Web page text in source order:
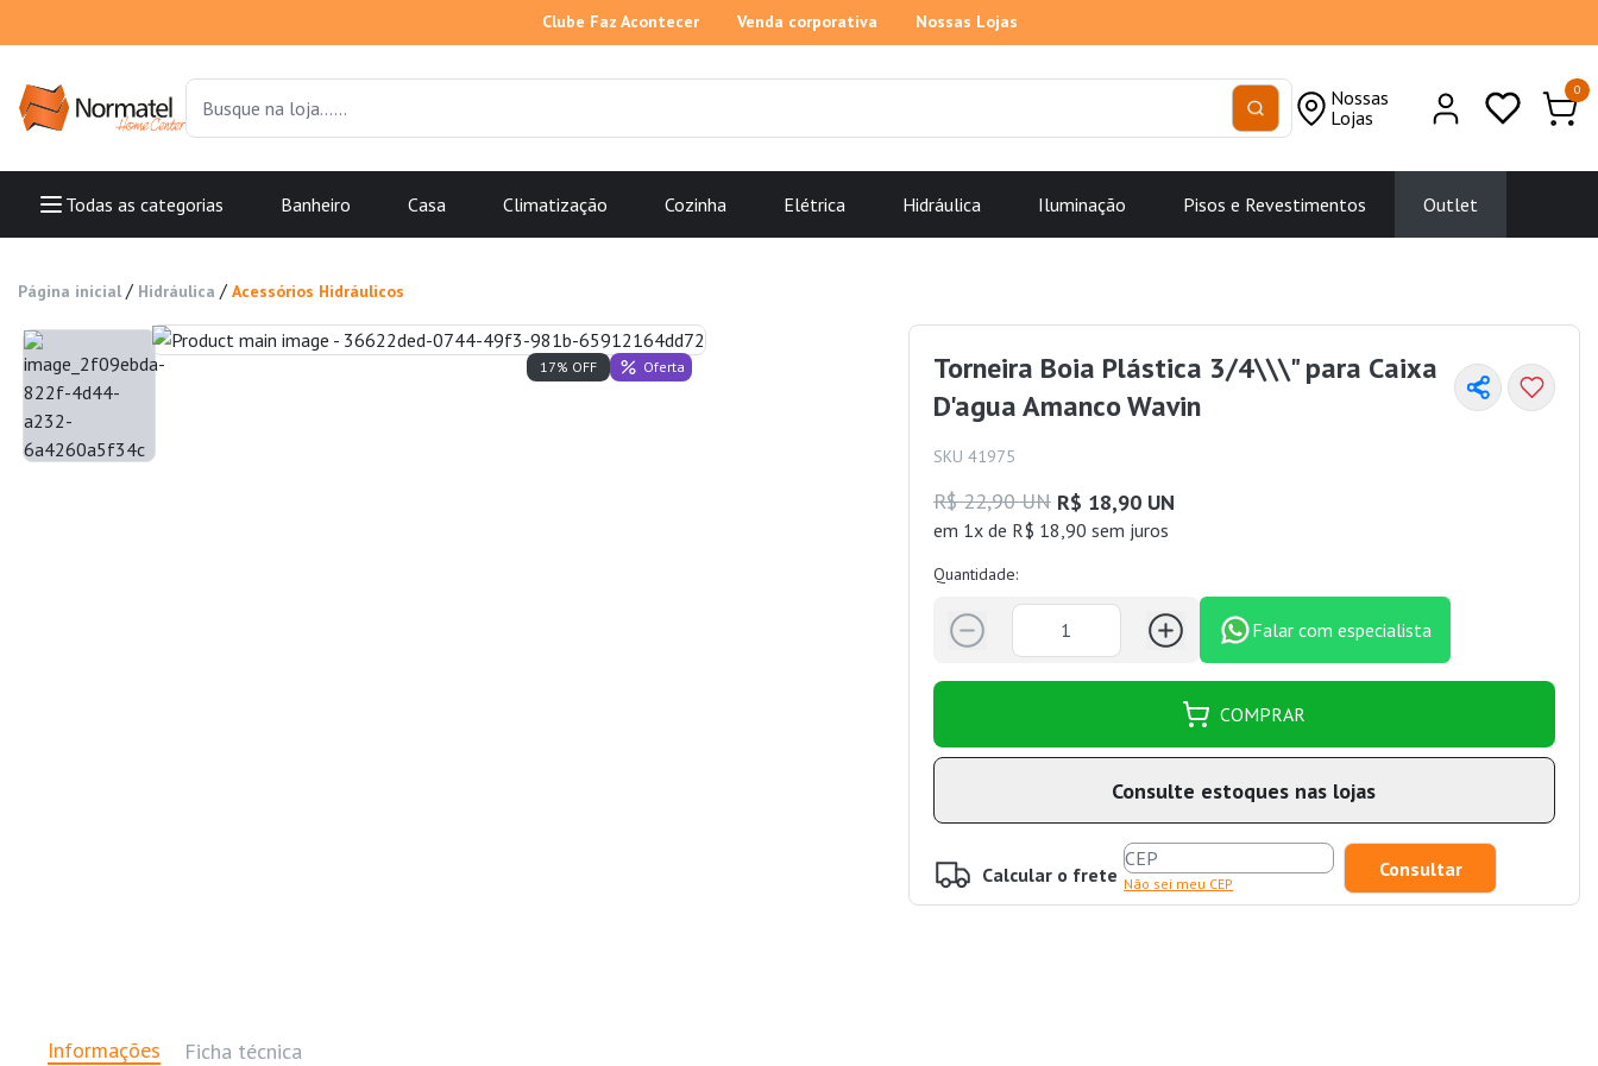
Clube Faz Acontecer Venda corporativa Nossas Lojas
Nossas
Lojas
0
Todas as categorias Banheiro Casa Climatização Cozinha Elétrica Hidráulica Iluminação Pisos e Revestimentos Outlet
Página inicial / Hidráulica / Acessórios Hidráulicos
17% OFF Oferta
Torneira Boia Plástica 3/4\\\" para Caixa
D'agua Amanco Wavin
SKU 41975
R$ 22,90 UN R$ 18,90 UN
em 1x de R$ 18,90 sem juros
Quantidade:
Falar com especialista
COMPRAR
Consulte estoques nas lojas
Calcular o frete Não sei meu CEP
Informações Ficha técnica